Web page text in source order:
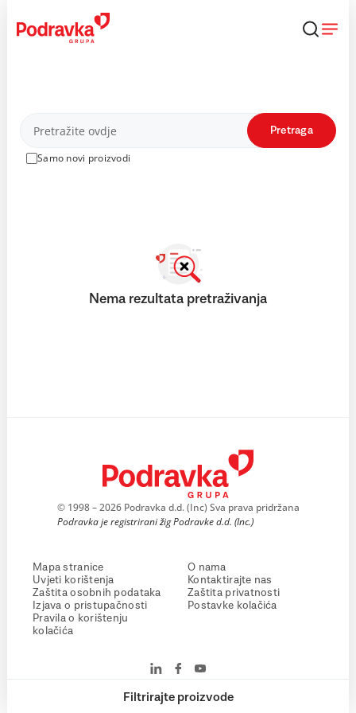
content
Proizvodi
Samo novi proizvodi
Pretraga
Filtrirajte proizvode
Nema rezultata pretraživanja
© 1998 – 2026 Podravka d.d. (Inc) Sva prava pridržana
Podravka je registrirani žig Podravke d.d. (Inc.)
Mapa stranice
Uvjeti korištenja
Zaštita osobnih podataka
Izjava o pristupačnosti
Pravila o korištenju
kolačića
O nama
Kontaktirajte nas
Zaštita privatnosti
Postavke kolačića